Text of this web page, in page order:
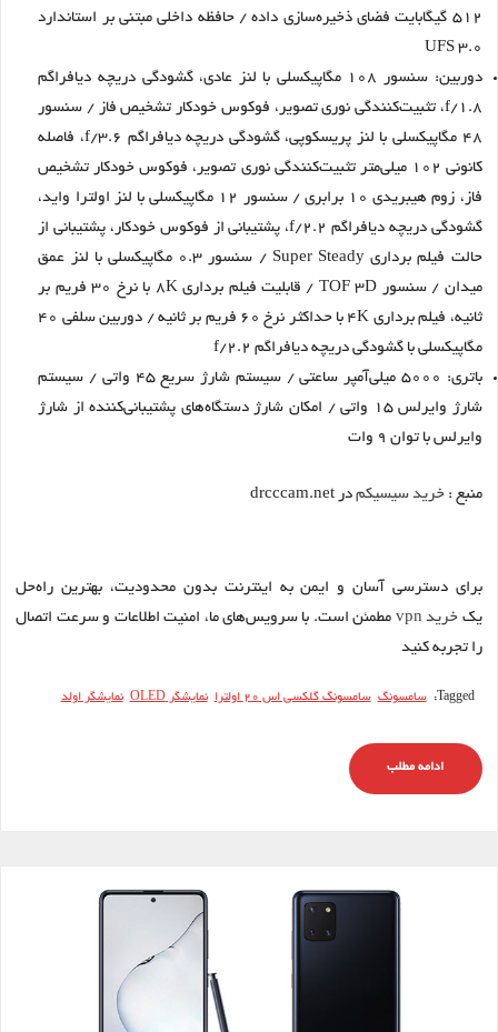
512 گیگابایت فضای ذخیره‌سازی داده / حافظه داخلی مبتنی بر استاندارد
UFS 3.0
دوربین: سنسور 108 مگاپیکسلی با لنز عادی، گشودگی دریچه دیافراگم
f/1.8، تثبیت‌کنندگی نوری تصویر، فوکوس خودکار تشخیص فاز / سنسور
48 مگاپیکسلی با لنز پریسکوپی، گشودگی دریچه دیافراگم f/3.6، فاصله
کانونی 102 میلی‌متر تثبیت‌کنندگی نوری تصویر، فوکوس خودکار تشخیص
فاز، زوم هیبریدی 10 برابری / سنسور 12 مگاپیکسلی با لنز اولترا واید،
گشودگی دریچه دیافراگم f/2.2، پشتیبانی از فوکوس خودکار، پشتیبانی از
حالت فیلم برداری Super Steady / سنسور 0.3 مگاپیکسلی با لنز عمق
میدان / سنسور TOF 3D / قابلیت فیلم برداری 8K با نرخ 30 فریم بر
ثانیه، فیلم برداری 4K با حداکثر نرخ 60 فریم بر ثانیه / دوربین سلفی 40
مگاپیکسلی با گشودگی دریچه دیافراگم f/2.2
باتری: 5000 میلی‌آمپر ساعتی / سیستم شارژ سریع 45 واتی / سیستم
شارژ وایرلس 15 واتی / امکان شارژ دستگاه‌های پشتیبانی‌کننده از شارژ
وایرلس با توان 9 وات
منبع :خرید سیسیکم در drcccam.net
برای دسترسی آسان و ایمن به اینترنت بدون محدودیت، بهترین راه‌حل
یک خرید vpn
مطمئن است. با سرویس‌های ما، امنیت اطلاعات و سرعت اتصال
را تجربه کنید
Tagged: سامسونگ سامسونگ گلکسی اس 20 اولترا نمایشگر OLED نمایشگر اولد
ادامه مطلب